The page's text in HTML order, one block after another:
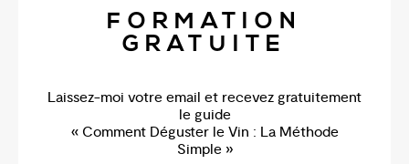
FORMATION
GRATUITE
Laissez-moi votre email et recevez gratuitement
le guide
« Comment Déguster le Vin : La Méthode
Simple »